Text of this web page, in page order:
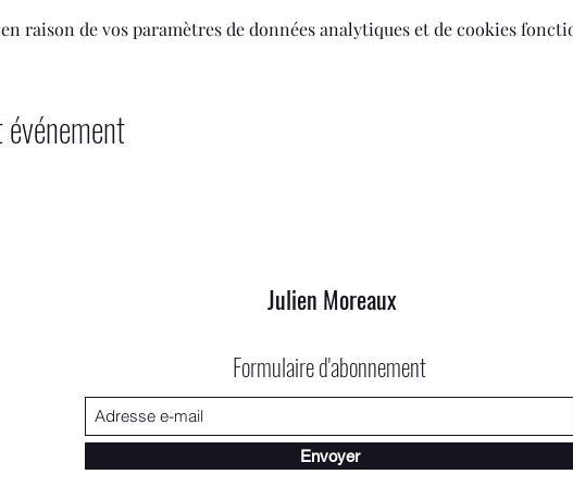
raison de vos paramètres de données analytiques et de cookies
Julien Moreaux
Formulaire d'abonnement
Envoyer